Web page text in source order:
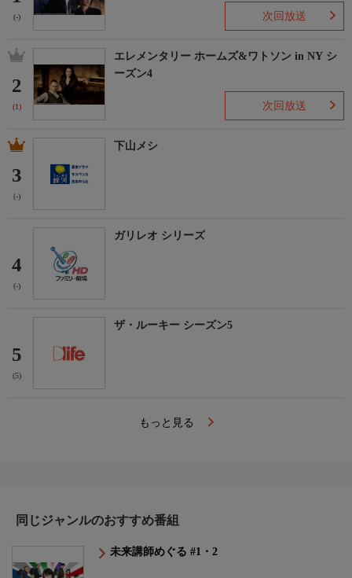
(-) 次回放送
2
(1)
エレメンタリー ホームズ&ワトソン in NY シ
ーズン4
次回放送
3
(-)
下山メシ
4
(-)
ガリレオ シリーズ
5
(5)
ザ・ルーキー シーズン5
もっと見る
同じジャンルのおすすめ番組
未来講師めぐる #1・2